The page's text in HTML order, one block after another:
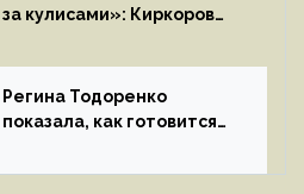
за кулисами»: Киркоров
к молодой особе
Регина Тодоренко
показала, как готовится
ребенка